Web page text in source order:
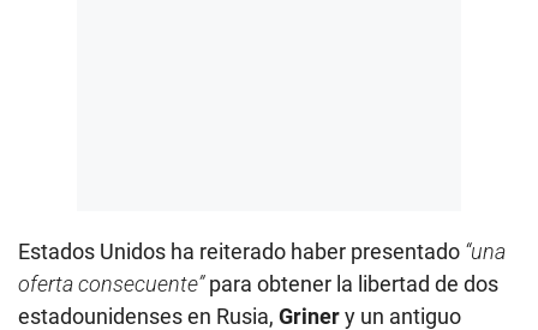
Estados Unidos ha reiterado haber presentado “una
oferta consecuente”para obtener la libertad de dos
estadounidenses en Rusia, Grinery un antiguo